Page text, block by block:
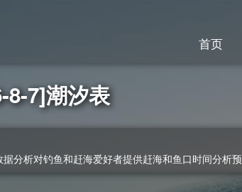
首页
8-7]潮汐表
分析对钓鱼和赶海爱好者提供赶海和鱼口时间分析